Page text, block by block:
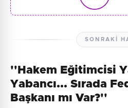
SONRAKI
''Hakem Eğitimcisi
Yabancı... Sırada
Başkanı mı Var?''